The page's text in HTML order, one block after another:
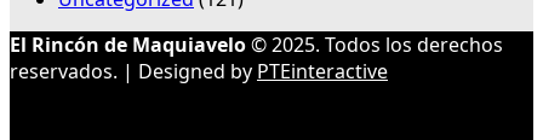
El Rincón de Maquiavelo© 2025. Todos los derechos
reservados. | Designed by PTEinteractive